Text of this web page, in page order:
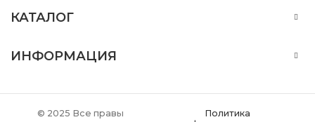
КАТАЛОГ
ИНФОРМАЦИЯ
© 2025 Все правы
Политика